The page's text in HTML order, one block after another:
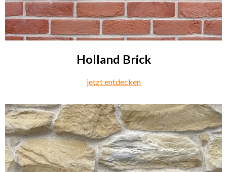
Holland Brick
jetzt entdecken